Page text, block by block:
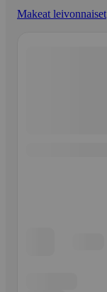
Makeat leivonnaiset